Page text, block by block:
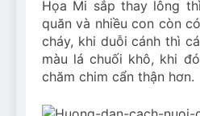
Họa Mi sắp thay lông
quăn và nhiều con còn
cháy, khi duỗi cánh thì
màu lá chuối khô, khi
chăm chim cẩn thận hơn.